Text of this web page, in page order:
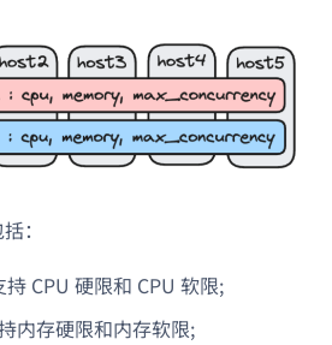
：
CPU 硬限和 CPU 软限;
内存硬限和内存软限;